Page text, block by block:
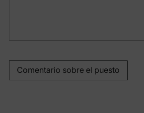
Comentario sobre el puesto